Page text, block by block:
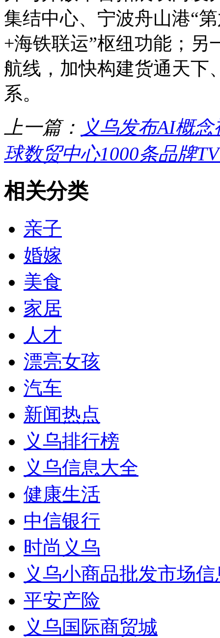
集结中心、宁波舟山港“
+海铁联运”枢纽功能；另
航线，加快构建货通天下
系。
上一篇： 义乌发布AI概
球数贸中心1000条品牌
相关分类
亲子
婚嫁
美食
家居
人才
漂亮女孩
汽车
新闻热点
义乌排行榜
义乌信息大全
健康生活
中信银行
时尚义乌
义乌小商品批发市场
平安产险
义乌国际商贸城